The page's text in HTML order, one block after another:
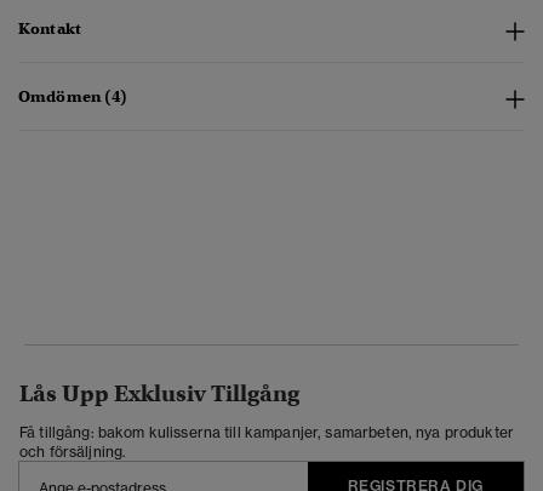
Kontakt
Omdömen (4)
Lås Upp Exklusiv Tillgång
Få tillgång: bakom kulisserna till kampanjer, samarbeten, nya produkter
och försäljning.
REGISTRERA DIG